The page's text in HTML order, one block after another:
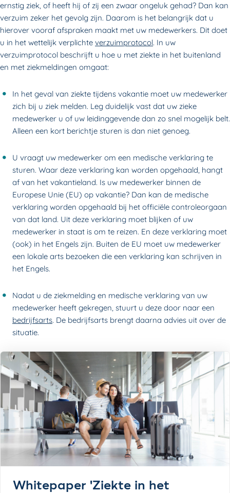
ernstig ziek, of heeft hij of zij een zwaar ongeluk gehad? Dan kan
verzuim zeker het gevolg zijn. Daarom is het belangrijk dat u
hierover vooraf afspraken maakt met uw medewerkers. Dit doet
u in het wettelijk verplichte verzuimprotocol. In uw
verzuimprotocol beschrijft u hoe u met ziekte in het buitenland
en met ziekmeldingen omgaat:
In het geval van ziekte tijdens vakantie moet uw medewerker
zich bij u ziek melden. Leg duidelijk vast dat uw zieke
medewerker u of uw leidinggevende dan zo snel mogelijk belt.
Alleen een kort berichtje sturen is dan niet genoeg.
U vraagt uw medewerker om een medische verklaring te
sturen. Waar deze verklaring kan worden opgehaald, hangt
af van het vakantieland. Is uw medewerker binnen de
Europese Unie (EU) op vakantie? Dan kan de medische
verklaring worden opgehaald bij het officiële controleorgaan
van dat land. Uit deze verklaring moet blijken of uw
medewerker in staat is om te reizen. En deze verklaring moet
(ook) in het Engels zijn. Buiten de EU moet uw medewerker
een lokale arts bezoeken die een verklaring kan schrijven in
het Engels.
Nadat u de ziekmelding en medische verklaring van uw
medewerker heeft gekregen, stuurt u deze door naar een
bedrijfsarts. De bedrijfsarts brengt daarna advies uit over de
situatie.
Whitepaper 'Ziekte in het